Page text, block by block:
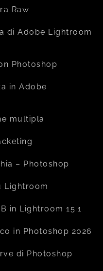
Raw
di Adobe Lightroom
Photoshop
in Adobe
multipla
– Photoshop
Lightroom
in Lightroom 15.1
in Photoshop 2026
di Photoshop